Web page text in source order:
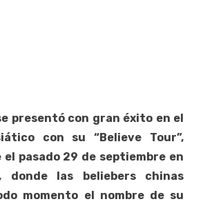
presentó con gran éxito en el
con su “Believe Tour”,
pasado 29 de septiembre en
donde las beliebers chinas
momento el nombre de su